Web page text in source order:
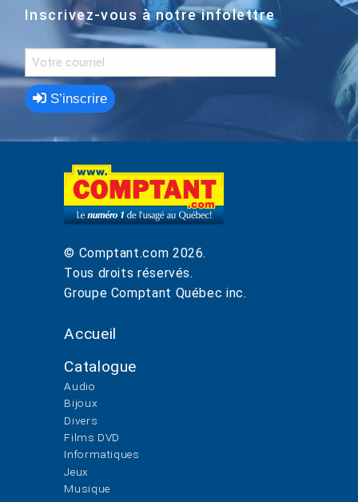
Inscrivez-vous à notre infolettre
S’inscrire
© Comptant.com 2026.
Tous droits réservés.
Groupe Comptant Québec inc.
Accueil
Catalogue
Audio
Bijoux
Divers
Films DVD
Informatiques
Jeux
Musique